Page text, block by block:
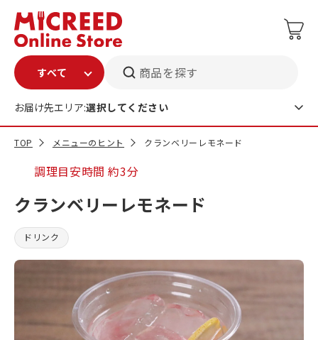
商品を探す
お届け先エリア:選択してください
TOP メニューのヒント クランベリーレモネード
調理目安時間約3分
クランベリーレモネード
ドリンク